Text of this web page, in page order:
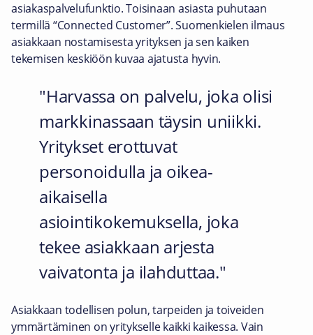
asiakaspalvelufunktio. Toisinaan asiasta puhutaan
termillä “Connected Customer”. Suomenkielen ilmaus
asiakkaan nostamisesta yrityksen ja sen kaiken
tekemisen keskiöön kuvaa ajatusta hyvin.
Harvassa on palvelu, joka olisi
markkinassaan täysin uniikki.
Yritykset erottuvat
personoidulla ja oikea-
aikaisella
asiointikokemuksella, joka
tekee asiakkaan arjesta
vaivatonta ja ilahduttaa.
Asiakkaan todellisen polun, tarpeiden ja toiveiden
ymmärtäminen on yritykselle kaikki kaikessa. Vain